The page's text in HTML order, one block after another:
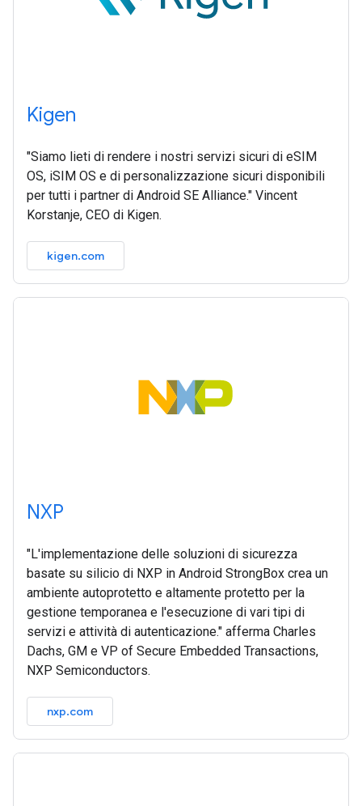
Kigen
"Siamo lieti di rendere i nostri servizi sicuri di eSIM
OS, iSIM OS e di personalizzazione sicuri disponibili
per tutti i partner di Android SE Alliance." Vincent
Korstanje, CEO di Kigen.
kigen.com
NXP
"L'implementazione delle soluzioni di sicurezza
basate su silicio di NXP in Android StrongBox crea un
ambiente autoprotetto e altamente protetto per la
gestione temporanea e l'esecuzione di vari tipi di
servizi e attività di autenticazione." afferma Charles
Dachs, GM e VP of Secure Embedded Transactions,
NXP Semiconductors.
nxp.com